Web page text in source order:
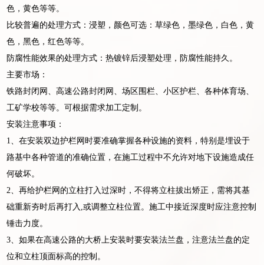
色，黄色等等。
比较普遍的处理方式：浸塑，颜色可选：草绿色，墨绿色，白色，黄
色，黑色，红色等等。
防腐性能效果的处理方式：热镀锌后浸塑处理，防腐性能持久。
主要市场：
铁路封闭网、高速公路封闭网、场区围栏、小区护栏、各种体育场、
工矿学校等等。可根据需求加工定制。
安装注意事项：
1、在安装双边护栏网时要准确掌握各种设施的资料，特别是埋设于
路基中各种管道的准确位置，在施工过程中不允许对地下设施造成任
何破坏。
2、再给护栏网的立柱打入过深时，不得将立柱拔出矫正，需将其基
础重新夯时后再打入,或调整立柱位置。施工中接近深度时应注意控制
锤击力度。
3、如果在高速公路的大桥上安装时要安装法兰盘，注意法兰盘的定
位和立柱顶面标高的控制。